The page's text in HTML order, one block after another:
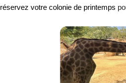
réservez votre colonie de printemps